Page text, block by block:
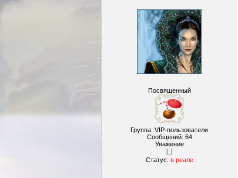
Посвященный
Группа: VIP-пользователи
Сообщений: 64
Уважение
[ ]
Статус: в реале